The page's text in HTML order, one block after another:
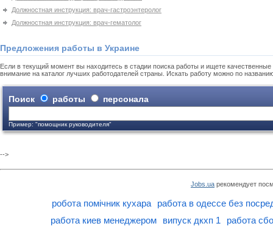
Должностная инструкция: врач-гастроэнтеролог
Должностная инструкция: врач-гематолог
Предложения работы в Украине
Если в текущий момент вы находитесь в стадии поиска работы и ищете
внимание на каталог лучших работодателей страны. Искать работу можно по
Поиск работы персонала
Пример: "помощник руководителя"
-->
Jobs.ua рекомендует
робота помічник кухара
работа в одессе без
работа киев менеджером
випуск дкхп 1
работа